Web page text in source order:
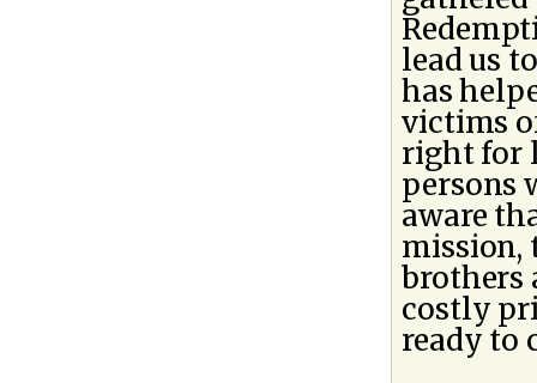
lead us
has
victims
right for
persons
aware
mission,
brothers
costly
ready to